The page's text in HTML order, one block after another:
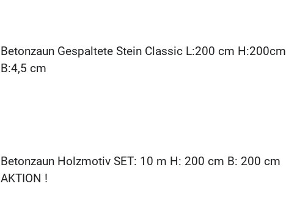
Betonzaun Gespaltete Stein Classic L:200 cm H:200cm
B:4,5 cm
Betonzaun Holzmotiv SET: 10 m H: 200 cm B: 200 cm
AKTION !